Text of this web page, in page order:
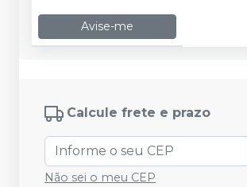
Avise-me
Calcule frete e prazo
Não sei o meu CEP